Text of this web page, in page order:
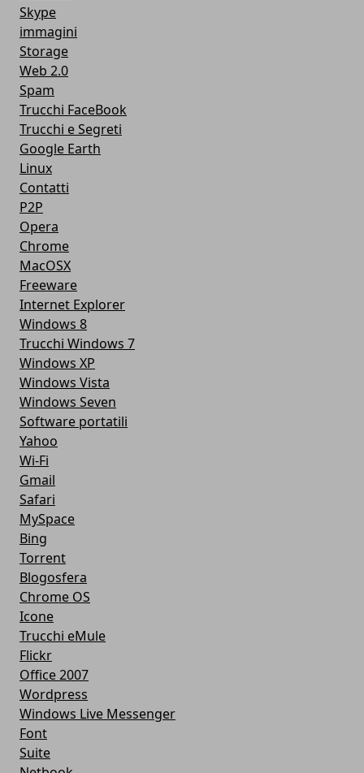
Skype
immagini
Storage
Web 2.0
Spam
Trucchi FaceBook
Trucchi e Segreti
Google Earth
Linux
Contatti
P2P
Opera
Chrome
MacOSX
Freeware
Internet Explorer
Windows 8
Trucchi Windows 7
Windows XP
Windows Vista
Windows Seven
Software portatili
Yahoo
Wi-Fi
Gmail
Safari
MySpace
Bing
Torrent
Blogosfera
Chrome OS
Icone
Trucchi eMule
Flickr
Office 2007
Wordpress
Windows Live Messenger
Font
Suite